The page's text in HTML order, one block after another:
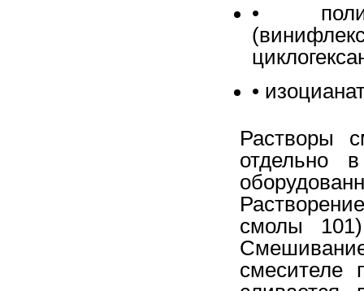
•
•
Растворы
отдельно
смолы
смесителе